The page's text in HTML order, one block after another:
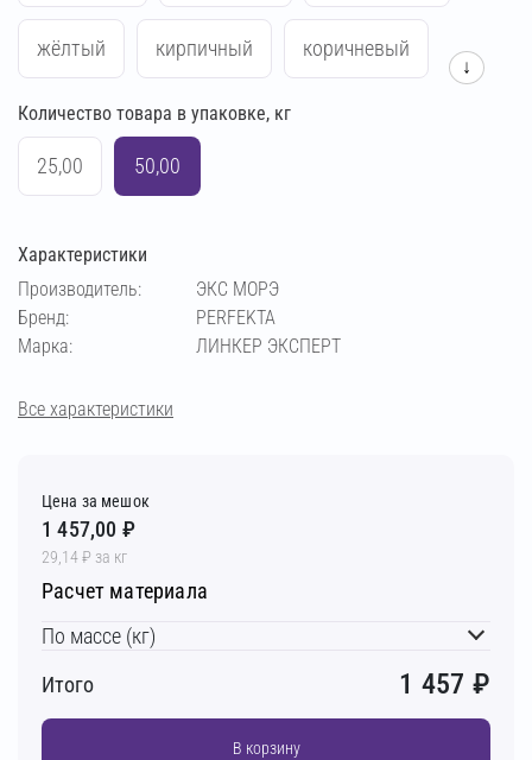
жёлтый кирпичный коричневый
красный кремово-бежевый
кремово-жёлтый
кремовый
светло-коричневый светло-серый
серебристо-серый
шоколадный
↓
Количество товара в упаковке, кг
25,00 50,00
Характеристики
Производитель:
ЭКС МОРЭ
Бренд:
PERFEKTA
Марка:
ЛИНКЕР ЭКСПЕРТ
Все характеристики
Цена за мешок
1 457,00 ₽
29,14 ₽ за кг
Расчет материала
По массе (кг)
Итого
1 457 ₽
В корзину